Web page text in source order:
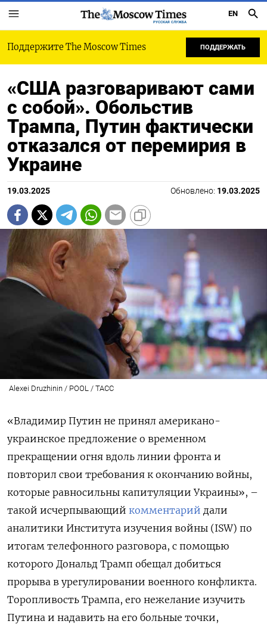
РУССКАЯ СЛУЖБА
EN
Поддержите The Moscow Times ПОДДЕРЖАТЬ
«США разговаривают сами
с собой». Обольстив
Трампа, Путин фактически
отказался от перемирия в
Украине
19.03.2025 Обновлено: 19.03.2025
Alexei Druzhinin / POOL / TAСС
«Владимир Путин не принял американо-
украинское предложение о временном
прекращении огня вдоль линии фронта и
повторил свои требования к окончанию войны,
которые равносильны капитуляции Украины», –
такой исчерпывающий комментарий дали
аналитики Института изучения войны (ISW) по
итогам телефонного разговора, с помощью
которого Дональд Трамп обещал добиться
прорыва в урегулировании военного конфликта.
Торопливость Трампа, его нежелание изучить
Путина и надавить на его больные точки,